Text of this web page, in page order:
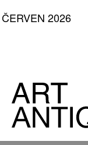
ČERVEN 2026